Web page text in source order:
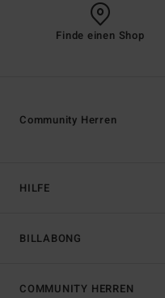
Finde einen Shop
HILFE
BILLABONG
Community Herren
COMMUNITY HERREN